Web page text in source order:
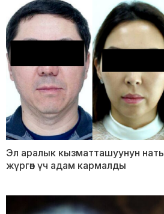
Эл аралык кызматташуунун
жүргөн үч адам кармалды